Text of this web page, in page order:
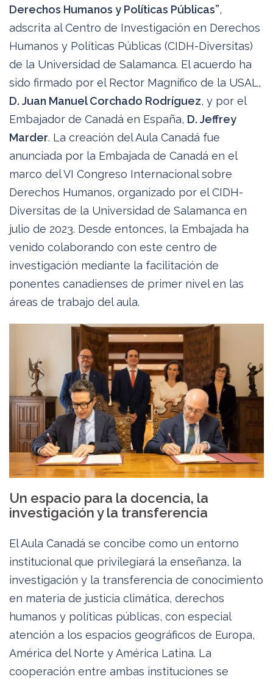
Derechos Humanos y Políticas Públicas”,
adscrita al Centro de Investigación en Derechos
Humanos y Políticas Públicas (CIDH-Diversitas)
de la Universidad de Salamanca. El acuerdo ha
sido firmado por el Rector Magnífico de la USAL,
D. Juan Manuel Corchado Rodríguez, y por el
Embajador de Canadá en España, D. Jeffrey
Marder. La creación del Aula Canadá fue
anunciada por la Embajada de Canadá en el
marco del VI Congreso Internacional sobre
Derechos Humanos, organizado por el CIDH-
Diversitas de la Universidad de Salamanca en
julio de 2023. Desde entonces, la Embajada ha
venido colaborando con este centro de
investigación mediante la facilitación de
ponentes canadienses de primer nivel en las
áreas de trabajo del aula.
Un espacio para la docencia, la
investigación y la transferencia
El Aula Canadá se concibe como un entorno
institucional que privilegiará la enseñanza, la
investigación y la transferencia de conocimiento
en materia de justicia climática, derechos
humanos y políticas públicas, con especial
atención a los espacios geográficos de Europa,
América del Norte y América Latina. La
cooperación entre ambas instituciones se